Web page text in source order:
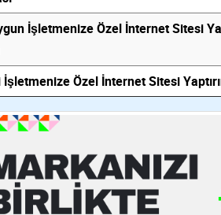
İşletmenize Özel İnternet Sitesi
İşletmenize Özel İnternet Sitesi